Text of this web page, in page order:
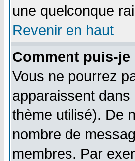
une quelconque
Revenir en haut
Comment puis-
Vous ne pourrez
apparaissent
thème utilisé). De
nombre de
membres. Par